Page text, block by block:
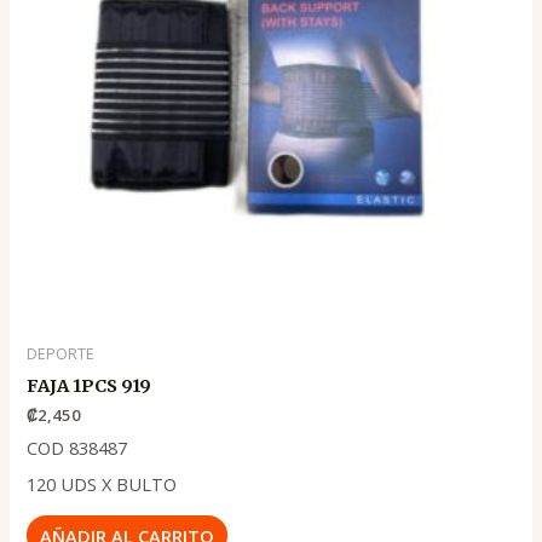
DEPORTE
FAJA 1PCS 919
₡2,450
COD 838487
120 UDS X BULTO
AÑADIR AL CARRITO